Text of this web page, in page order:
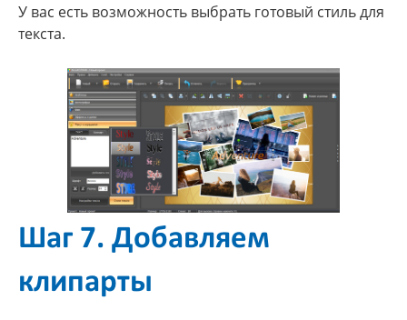
У вас есть возможность выбрать готовый стиль для
текста.
Шаг 7. Добавляем
клипарты